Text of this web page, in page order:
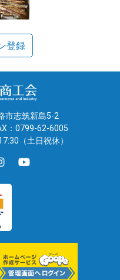
市志筑新島5-2
：0799-62-6005
（土日祝休）